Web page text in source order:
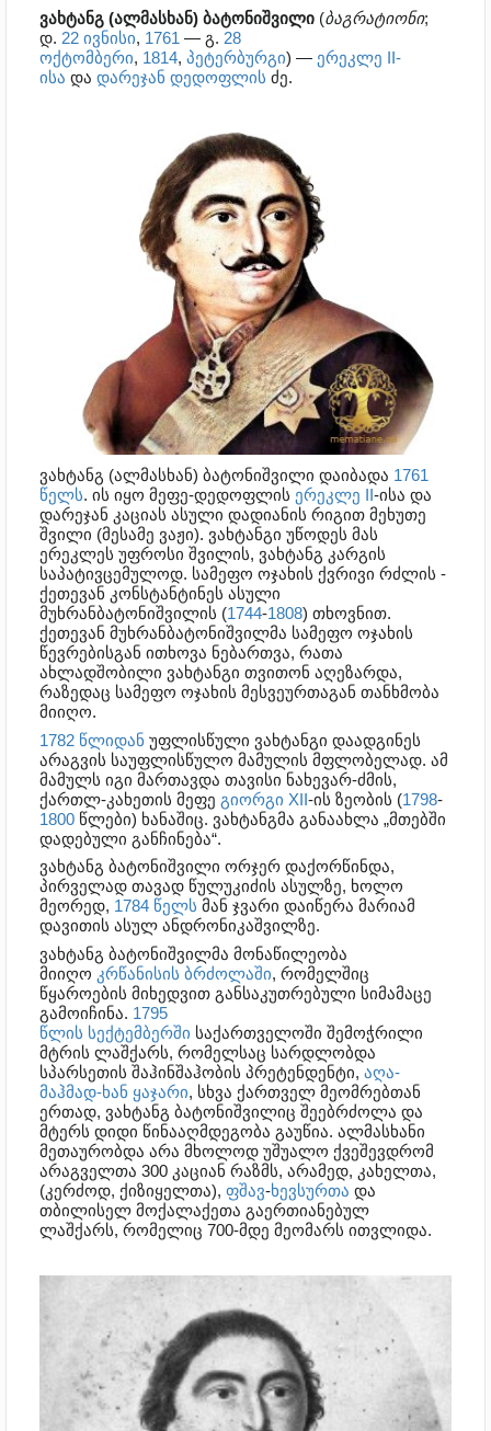
ვახტანგ (ალმასხან) ბატონიშვილი (ბაგრატიონი;
დ. 22 ივნისი, 1761 — გ. 28
ოქტომბერი, 1814, პეტერბურგი) — ერეკლე II-
ისა და დარეჯან დედოფლის ძე.
ვახტანგ (ალმასხან) ბატონიშვილი დაიბადა 1761
წელს. ის იყო მეფე-დედოფლის ერეკლე II-ისა და
დარეჯან კაციას ასული დადიანის რიგით მეხუთე
შვილი (მესამე ვაჟი). ვახტანგი უწოდეს მას
ერეკლეს უფროსი შვილის, ვახტანგ კარგის
საპატივცემულოდ. სამეფო ოჯახის ქვრივი რძლის -
ქეთევან კონსტანტინეს ასული
მუხრანბატონიშვილის (1744-1808) თხოვნით.
ქეთევან მუხრანბატონიშვილმა სამეფო ოჯახის
წევრებისგან ითხოვა ნებართვა, რათა
ახლადშობილი ვახტანგი თვითონ აღეზარდა,
რაზედაც სამეფო ოჯახის მესვეურთაგან თანხმობა
მიიღო.
1782 წლიდან უფლისწული ვახტანგი დაადგინეს
არაგვის საუფლისწულო მამულის მფლობელად. ამ
მამულს იგი მართავდა თავისი ნახევარ-ძმის,
ქართლ-კახეთის მეფე გიორგი XII-ის ზეობის (1798-
1800 წლები) ხანაშიც. ვახტანგმა განაახლა „მთებში
დადებული განჩინება“.
ვახტანგ ბატონიშვილი ორჯერ დაქორწინდა,
პირველად თავად წულუკიძის ასულზე, ხოლო
მეორედ, 1784 წელს მან ჯვარი დაიწერა მარიამ
დავითის ასულ ანდრონიკაშვილზე.
ვახტანგ ბატონიშვილმა მონაწილეობა
მიიღო კრწანისის ბრძოლაში, რომელშიც
წყაროების მიხედვით განსაკუთრებული სიმამაცე
გამოიჩინა. 1795
წლის სექტემბერში საქართველოში შემოჭრილი
მტრის ლაშქარს, რომელსაც სარდლობდა
სპარსეთის შაჰინშაჰობის პრეტენდენტი, აღა-
მაჰმად-ხან ყაჯარი, სხვა ქართველ მეომრებთან
ერთად, ვახტანგ ბატონიშვილიც შეებრძოლა და
მტერს დიდი წინააღმდეგობა გაუწია. ალმასხანი
მეთაურობდა არა მხოლოდ უშუალო ქვეშევდრომ
არაგველთა 300 კაციან რაზმს, არამედ, კახელთა,
(კერძოდ, ქიზიყელთა), ფშავ-ხევსურთა და
თბილისელ მოქალაქეთა გაერთიანებულ
ლაშქარს, რომელიც 700-მდე მეომარს ითვლიდა.